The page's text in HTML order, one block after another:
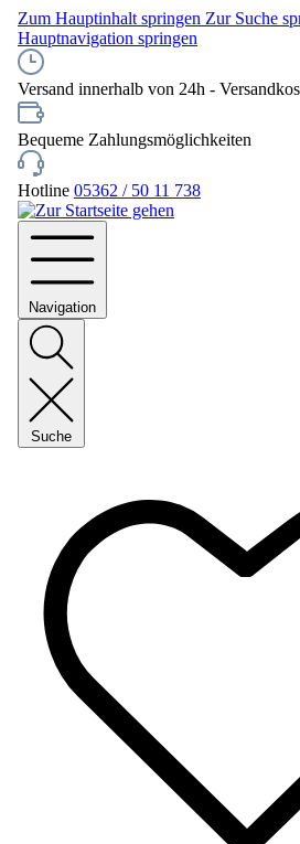
Zum Hauptinhalt springen Zur Suche
Hauptnavigation springen
Versand innerhalb von 24h -
Bequeme Zahlungsmöglichkeiten
Hotline 05362 / 50 11 738
Navigation
Suche